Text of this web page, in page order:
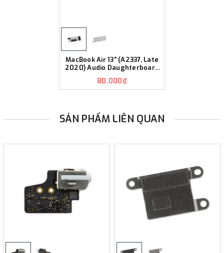
MacBook Air 13" (A2337, Late
2020) Audio Daughterboard
80.000₫
SẢN PHẨM LIÊN QUAN